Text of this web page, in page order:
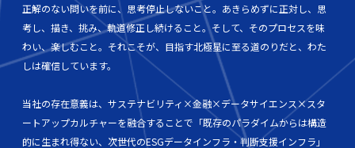
正解のない問いを前に、思考停止しないこと。あきらめずに正対し、思
考し、描き、挑み、軌道修正し続けること。そして、そのプロセスを味
わい、楽しむこと。それこそが、目指す北極星に至る道のりだと、わた
しは確信しています。
当社の存在意義は、サステナビリティ×金融×データサイエンス×スタ
ートアップカルチャーを融合することで「既存のパラダイムからは構造
的に生まれ得ない、次世代のESGデータインフラ・判断支援インフラ」